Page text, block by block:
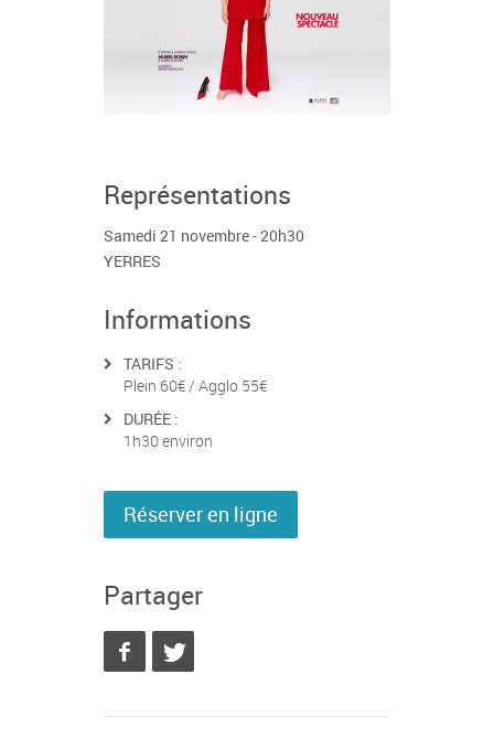
Représentations
Samedi 21 novembre - 20h30
YERRES
Informations
TARIFS :
Plein 60€ / Agglo 55€
DURÉE :
1h30 environ
Réserver en ligne
Partager